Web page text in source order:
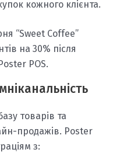
кожного клієнта.
“Sweet Coffee”
на 30% після
POS.
товарів та
продажів. Poster
з: